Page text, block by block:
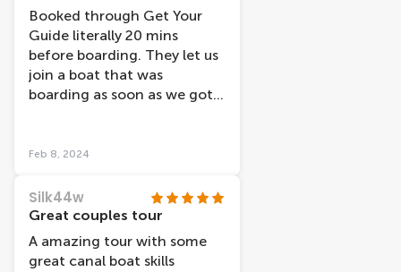
Booked through Get Your
Guide literally 20 mins
before boarding. They let us
join a boat that was
boarding as soon as we got
weren’t so busy. We took a
Maybe evening cruises would
be better in warmer months
with open boats. The boat
was modern, clean and
Feb 8, 2024
Silk44w
Great couples tour
A amazing tour with some
great canal boat skills